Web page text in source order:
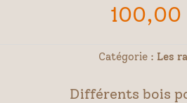
100,00
Catégorie : Les
Différents bois